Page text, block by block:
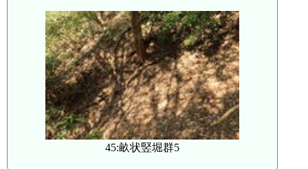
45:畝状竪堀群5